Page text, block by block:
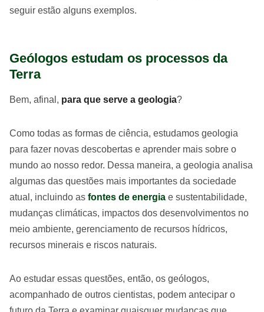
seguir estão alguns exemplos.
Geólogos estudam os processos da
Terra
Bem, afinal, para que serve a geologia?
Como todas as formas de ciência, estudamos geologia
para fazer novas descobertas e aprender mais sobre o
mundo ao nosso redor. Dessa maneira, a geologia analisa
algumas das questões mais importantes da sociedade
atual, incluindo as fontes de energia e sustentabilidade,
mudanças climáticas, impactos dos desenvolvimentos no
meio ambiente, gerenciamento de recursos hídricos,
recursos minerais e riscos naturais.
Ao estudar essas questões, então, os geólogos,
acompanhado de outros cientistas, podem antecipar o